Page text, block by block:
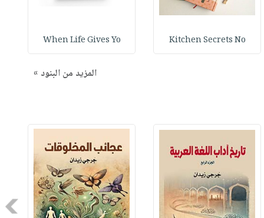
Kitchen Secrets No
When Life Gives Yo
المزيد من البنود »